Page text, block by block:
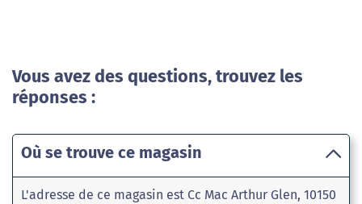
Vous avez des questions, trouvez les
réponses :
Où se trouve ce magasin
L'adresse de ce magasin est Cc Mac Arthur Glen, 10150